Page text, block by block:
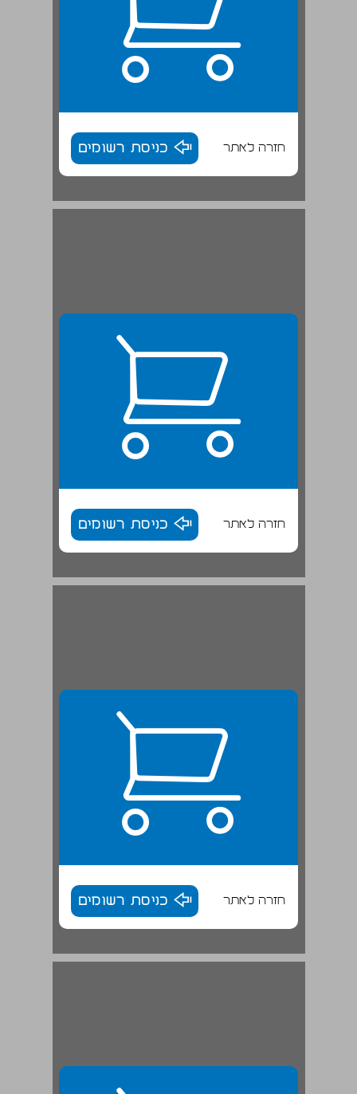
חזרה לאתר כניסת רשומים
חזרה לאתר כניסת רשומים
חזרה לאתר כניסת רשומים